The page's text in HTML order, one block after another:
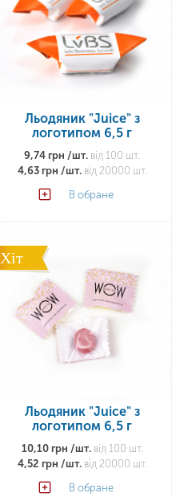
Льодяник "Juice" з
логотипом 6,5 г
9,74 грн /шт. від 100 шт.
4,63 грн /шт.від 20000 шт.
В обране
Хіт
Льодяник "Juice" з
логотипом 6,5 г
10,10 грн /шт.від 100 шт.
4,52 грн /шт.від 20000 шт.
В обране